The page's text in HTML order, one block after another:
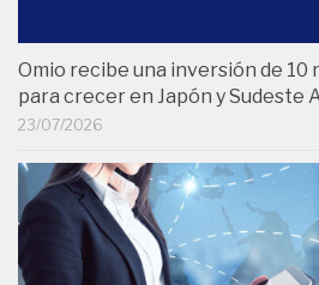
Omio recibe una inversión de 10
para crecer en Japón y Sudeste
23/07/2026